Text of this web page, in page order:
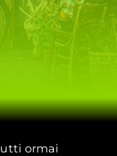
ormai